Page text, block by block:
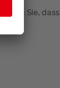
Sie,